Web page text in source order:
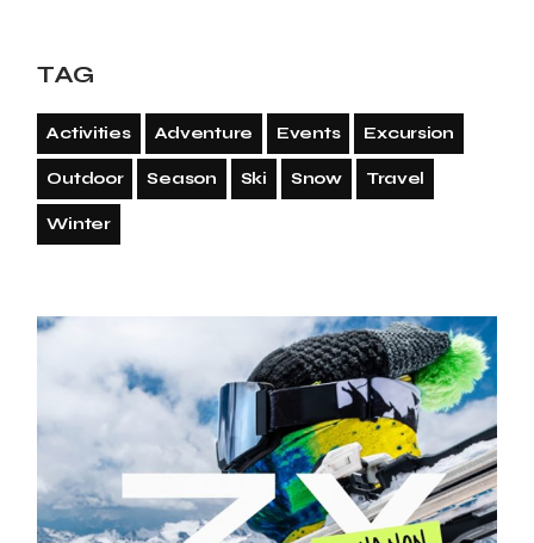
TAG
Activities Adventure Events Excursion
Outdoor Season Ski Snow Travel
Winter